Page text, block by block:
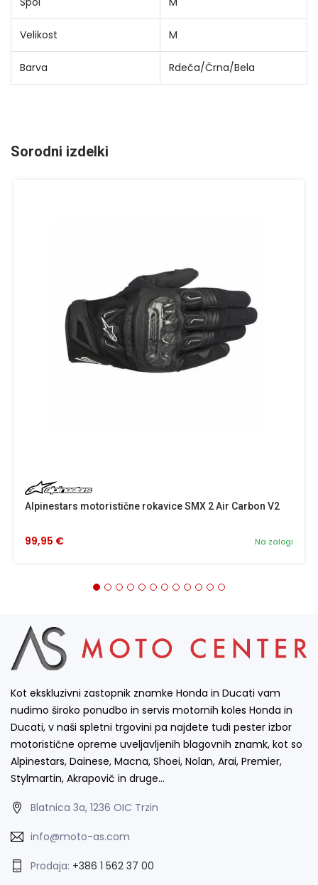
Velikost M
Barva Rdeča/Črna/Bela
Sorodni izdelki
Alpinestars motoristične rokavice SMX 2 Air Carbon V2
Na zalogi
99,95 €
Kot ekskluzivni zastopnik znamke Honda in Ducati vam
nudimo široko ponudbo in servis motornih koles Honda in
Ducati, v naši spletni trgovini pa najdete tudi pester izbor
motoristične opreme uveljavljenih blagovnih znamk, kot so
Alpinestars, Dainese, Macna, Shoei, Nolan, Arai, Premier,
Stylmartin, Akrapovič in druge…
Blatnica 3a, 1236 OIC Trzin
info@moto-as.com
Prodaja: +386 1 562 37 00